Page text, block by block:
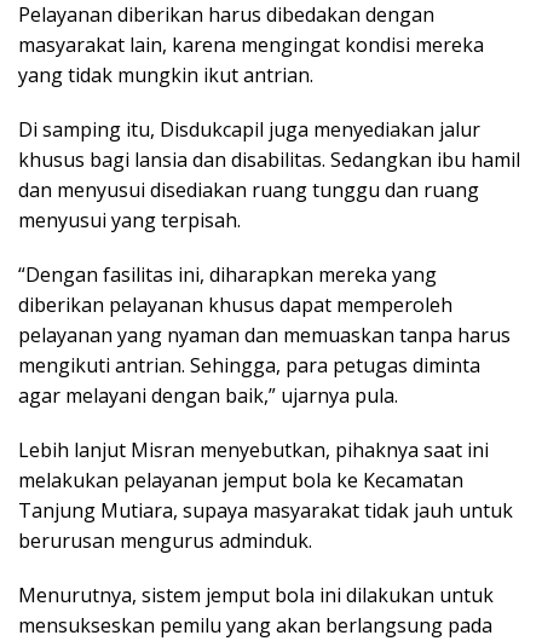
Pelayanan diberikan harus dibedakan dengan
masyarakat lain, karena mengingat kondisi mereka
yang tidak mungkin ikut antrian.
Di samping itu, Disdukcapil juga menyediakan jalur
khusus bagi lansia dan disabilitas. Sedangkan ibu hamil
dan menyusui disediakan ruang tunggu dan ruang
menyusui yang terpisah.
“Dengan fasilitas ini, diharapkan mereka yang
diberikan pelayanan khusus dapat memperoleh
pelayanan yang nyaman dan memuaskan tanpa harus
mengikuti antrian. Sehingga, para petugas diminta
agar melayani dengan baik,” ujarnya pula.
Lebih lanjut Misran menyebutkan, pihaknya saat ini
melakukan pelayanan jemput bola ke Kecamatan
Tanjung Mutiara, supaya masyarakat tidak jauh untuk
berurusan mengurus adminduk.
Menurutnya, sistem jemput bola ini dilakukan untuk
mensukseskan pemilu yang akan berlangsung pada